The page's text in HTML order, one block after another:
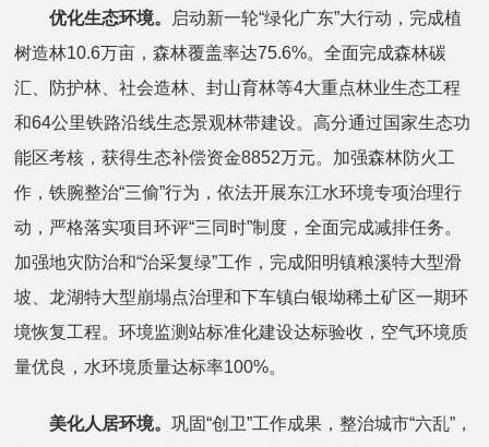
优化生态环境。
启动新一轮“绿化广东”大行动，完成植
树造林10.6万亩，森林覆盖率达75.6%。全面完成森林碳
汇、防护林、社会造林、封山育林等4大重点林业生态工程
和64公里铁路沿线生态景观林带建设。高分通过国家生态功
能区考核，获得生态补偿资金8852万元。加强森林防火工
作，铁腕整治“三偷”行为，依法开展东江水环境专项治理行
动，严格落实项目环评“三同时”制度，全面完成减排任务。
加强地灾防治和“治采复绿”工作，完成阳明镇粮溪特大型滑
坡、龙湖特大型崩塌点治理和下车镇白银坳稀土矿区一期环
境恢复工程。环境监测站标准化建设达标验收，空气环境质
量优良，水环境质量达标率100%。
美化人居环境。巩固“创卫”工作成果，整治城市“六乱”，